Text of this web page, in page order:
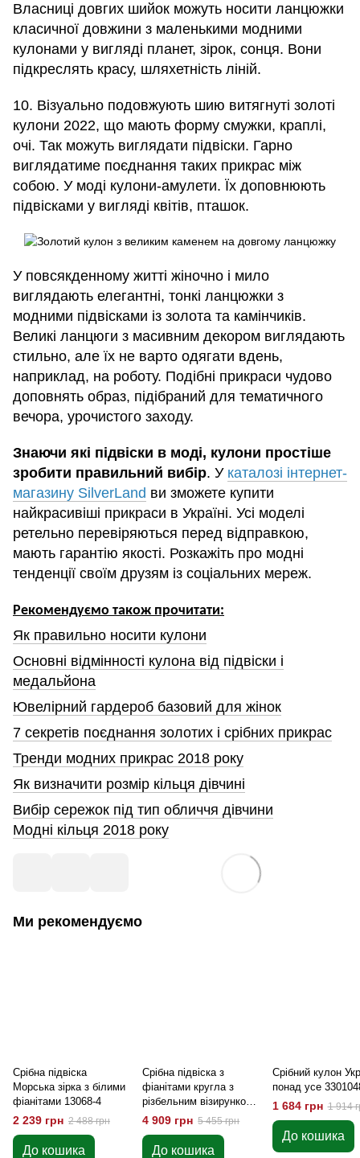
Власниці довгих шийок можуть носити ланцюжки
класичної довжини з маленькими модними
кулонами у вигляді планет, зірок, сонця. Вони
підкреслять красу, шляхетність ліній.
10. Візуально подовжують шию витягнуті золоті
кулони 2022, що мають форму смужки, краплі,
очі. Так можуть виглядати підвіски. Гарно
виглядатиме поєднання таких прикрас між
собою. У моді кулони-амулети. Їх доповнюють
підвісками у вигляді квітів, пташок.
У повсякденному житті жіночно і мило
виглядають елегантні, тонкі ланцюжки з
модними підвісками із золота та камінчиків.
Великі ланцюги з масивним декором виглядають
стильно, але їх не варто одягати вдень,
наприклад, на роботу. Подібні прикраси чудово
доповнять образ, підібраний для тематичного
вечора, урочистого заходу.
Знаючи які підвіски в моді, кулони простіше
зробити правильний вибір. У каталозі інтернет-
магазину SilverLand ви зможете купити
найкрасивіші прикраси в Україні. Усі моделі
ретельно перевіряються перед відправкою,
мають гарантію якості. Розкажіть про модні
тенденції своїм друзям із соціальних мереж.
Рекомендуємо також прочитати:
Як правильно носити кулони
Основні відмінності кулона від підвіски і
медальйона
Ювелірний гардероб базовий для жінок
7 секретів поєднання золотих і срібних прикрас
Тренди модних прикрас 2018 року
Як визначити розмір кільця дівчині
Вибір сережок під тип обличчя дівчини
Модні кільця 2018 року
Ми рекомендуємо
Срібна підвіска
Морська зірка з білими
фіанітами 13068-4
2 239 грн 2 488 грн
До кошика
Срібна підвіска з
фіанітами кругла з
різбельним візирунком
13056-4
4 909 грн 5 455 грн
До кошика
Срібний кулон
понад усе
1 684 грн 1 914
До кошика